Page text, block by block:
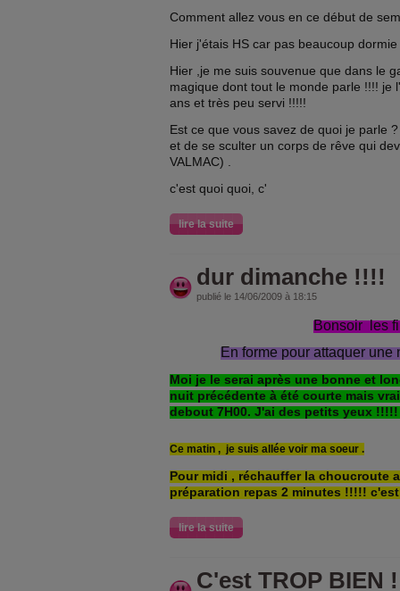
Comment allez vous en ce début de
Hier j'étais HS car pas beaucoup dormie
Hier ,je me suis souvenue que dans le
magique dont tout le monde parle !!!! je
ans et très peu servi !!!!!
Est ce que vous savez de quoi je parle
et de se sculter un corps de rêve qui
VALMAC) .
c'est quoi quoi, c'
lire la suite
dur dimanche !!!!
publié le 14/06/2009 à 18:15
Bonsoir les
En forme pour attaquer une
Moi je le serai après une bonne et
nuit précédente à été courte mais
debout 7H00. J'ai des petits yeux
Ce matin , je suis allée voir ma soeur .
Pour midi , réchauffer la choucroute
préparation repas 2 minutes !!!!!
lire la suite
C'est TROP